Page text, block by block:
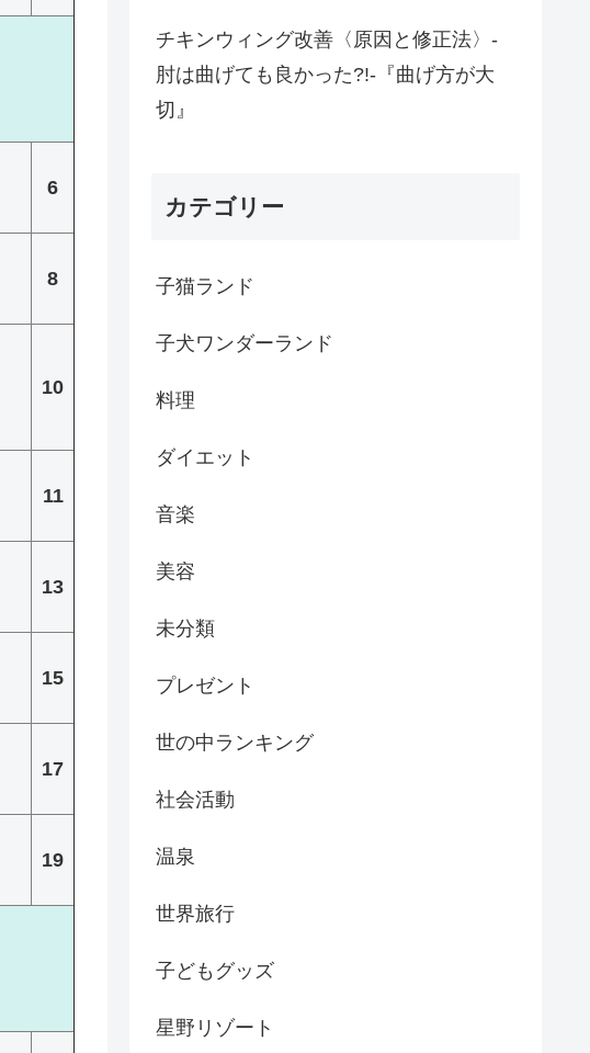
6
8
10
11
13
15
17
19
チキンウィング改善〈原因と修正法〉-
肘は曲げても良かった?!-『曲げ方が大
切』
カテゴリー
子猫ランド
子犬ワンダーランド
料理
ダイエット
音楽
美容
未分類
プレゼント
世の中ランキング
社会活動
温泉
世界旅行
子どもグッズ
星野リゾート